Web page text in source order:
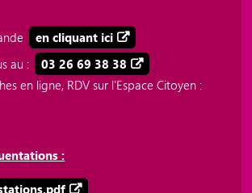
en cliquant ici
au :
03 26 69 38 38
en ligne, RDV sur l'Espace Citoyen :
: